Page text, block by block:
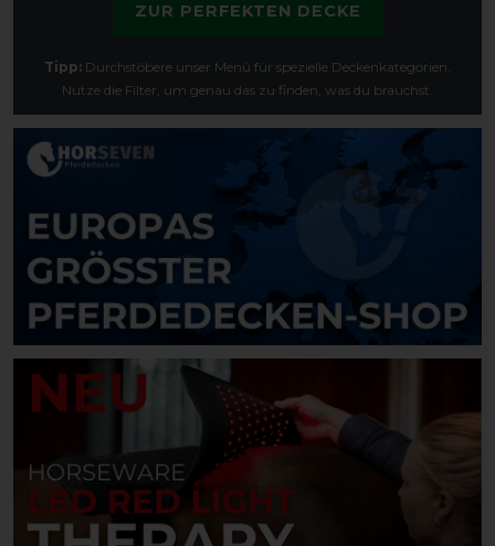
ZUR PERFEKTEN DECKE
Tipp: Durchstöbere unser Menü für spezielle Deckenkategorien.
Nutze die Filter, um genau das zu finden, was du brauchst.